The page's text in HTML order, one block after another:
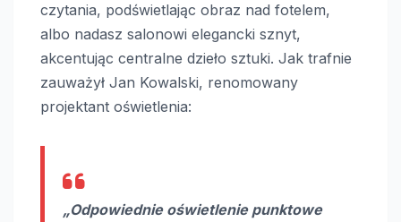
czytania, podświetlając obraz nad fotelem,
albo nadasz salonowi elegancki sznyt,
akcentując centralne dzieło sztuki. Jak trafnie
zauważył Jan Kowalski, renomowany
projektant oświetlenia:
„Odpowiednie oświetlenie punktowe